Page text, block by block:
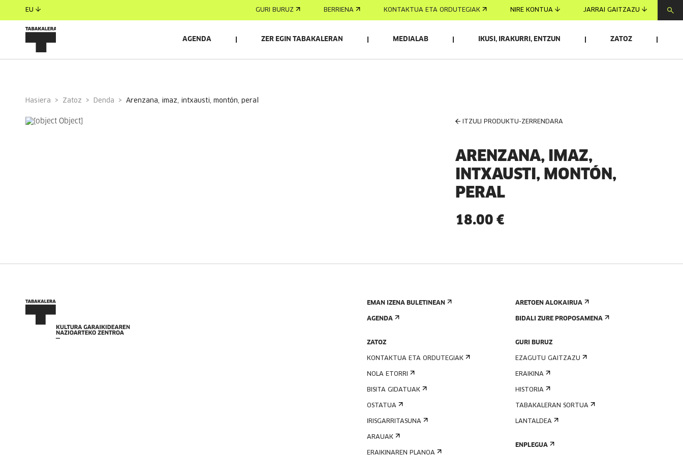
EU GURI BURUZ BERRIENA KONTAKTUA ETA ORDUTEGIAK NIRE KONTUA JARRAI GAITZAZU
AGENDA ZER EGIN TABAKALERAN MEDIALAB IKUSI, IRAKURRI, ENTZUN ZATOZ
Hasiera Zatoz Denda arenzana, imaz, intxausti, montón, peral
ITZULI PRODUKTU-ZERRENDARA
ARENZANA, IMAZ,
INTXAUSTI, MONTÓN,
PERAL
18.00 €
EMAN IZENA BULETINEAN
AGENDA
ZATOZ
KONTAKTUA ETA ORDUTEGIAK
NOLA ETORRI
BISITA GIDATUAK
OSTATUA
IRISGARRITASUNA
ARAUAK
ERAIKINAREN PLANOA
ARETOEN ALOKAIRUA
BIDALI ZURE PROPOSAMENA
GURI BURUZ
EZAGUTU GAITZAZU
ERAIKINA
HISTORIA
TABAKALERAN SORTUA
LANTALDEA
ENPLEGUA